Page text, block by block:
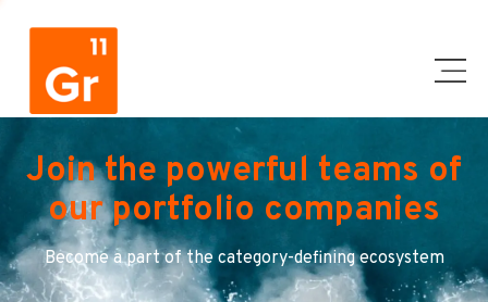
Join the powerful teams of
our portfolio companies
Become a part of the category-defining ecosystem